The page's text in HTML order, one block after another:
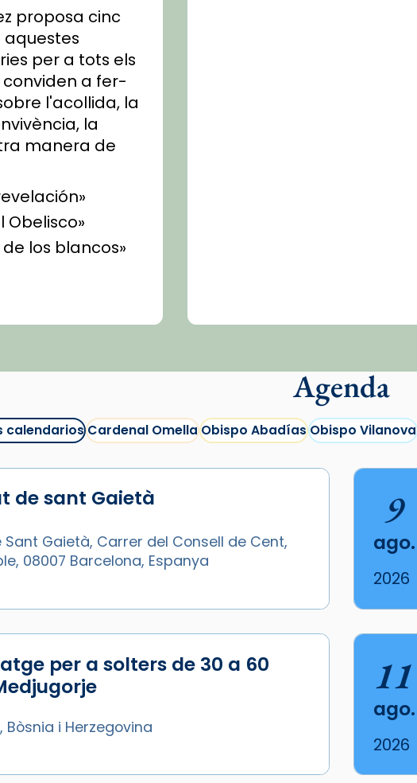
proposa cinc
aquestes
per a tots els
conviden a fer-
l'acollida, la
la
manera de
Obelisco»
los blancos»
depressió.
al papa
tican News 👇
de Barcelona
Agenda
calendariosCardenal OmellaObispo AbadíasObispo Vilanova
de sant Gaietà
Sant Gaietà, Carrer del Consell de Cent,
08007 Barcelona, Espanya
9
ago.
2026
per a solters de 30 a 60
Bòsnia i Herzegovina
11
ago.
2026